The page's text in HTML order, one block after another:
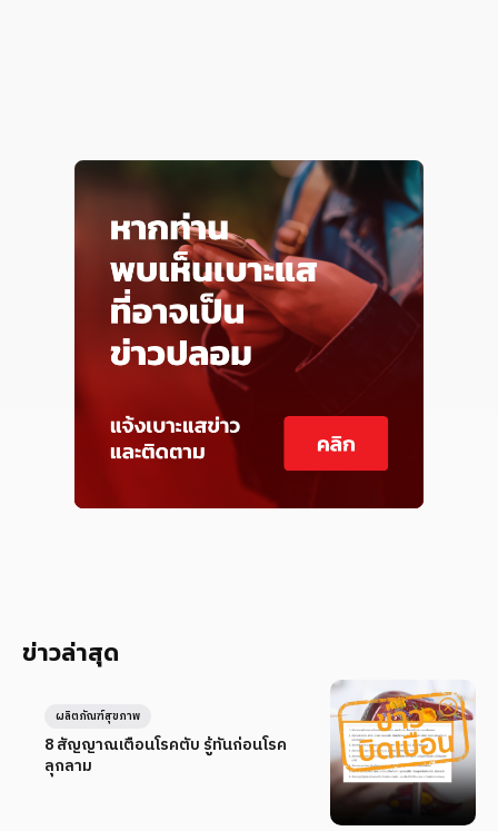
ข่าวล่าสุด
8 สัญญาณเตือนโรคตับ รู้ทันก่อนโรค
ลุกลาม
ผลิตภัณฑ์สุขภาพ